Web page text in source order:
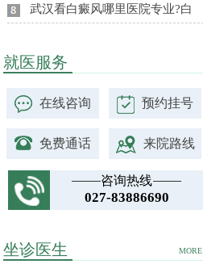
武汉看白癜风哪里医院专业?白
就医服务
在线咨询 预约挂号
免费通话 来院路线
咨询热线
027-83886690
MORE
坐诊医生